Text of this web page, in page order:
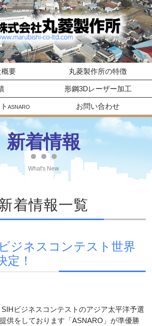
概要 丸菱製作所の特徴
形鋼3Dレーザー加工
ASNARO お問い合わせ
新着情報
What's New
着情報一覧
ジネスコンテスト世界
定！
SIHビジネスコンテストのアジア太平洋予選
供をしております「ASNARO」が準優勝